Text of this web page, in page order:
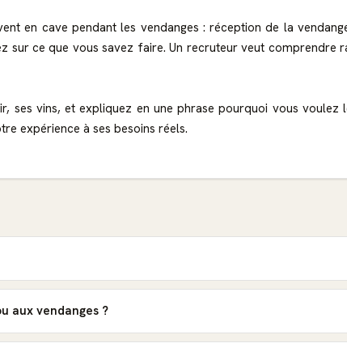
en cave pendant les vendanges : réception de la
ce que vous savez faire. Un recruteur veut comprendre
ses vins, et expliquez en une phrase pourquoi vous voulez
expérience à ses besoins réels.
aux vendanges ?